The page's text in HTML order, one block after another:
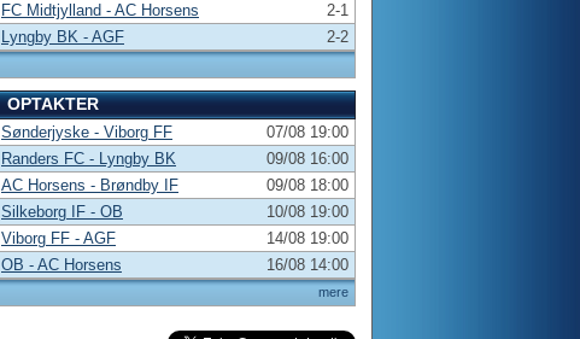
FC Midtjylland - AC Horsens
2-1
Lyngby BK - AGF
2-2
OPTAKTER
mere
Sønderjyske - Viborg FF
07/08 19:00
Randers FC - Lyngby BK
09/08 16:00
AC Horsens - Brøndby IF
09/08 18:00
Silkeborg IF - OB
10/08 19:00
Viborg FF - AGF
14/08 19:00
OB - AC Horsens
16/08 14:00